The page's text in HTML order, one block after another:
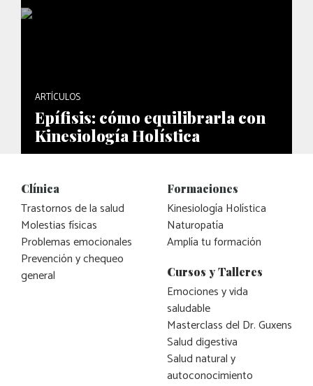
ARTÍCULOS
Epífisis: cómo equilibrarla con
Kinesiología Holística
Clínica
Trastornos de la salud
Molestias físicas
Problemas emocionales
Prevención y chequeo
general
Formaciones
Kinesiología Holística
Naturopatía
Amplía tu formación
Cursos y Talleres
Emociones y vida
saludable
Masterclass del Dr. Guxens
Salud digestiva
Salud natural y
autoconocimiento